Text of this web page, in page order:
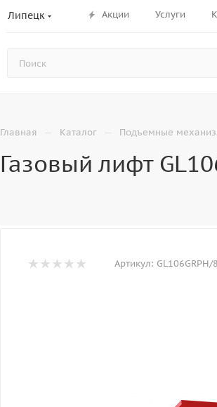
Липецк Акции Услуги
Главная — Каталог — Подъемные
Газовый лифт
Артикул: GL106GRPH/